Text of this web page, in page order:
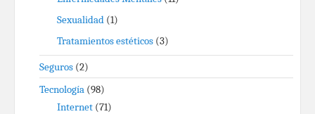
Sexualidad (1)
Tratamientos estéticos (3)
Seguros (2)
Tecnología (98)
Internet (71)